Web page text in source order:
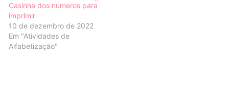
Casinha dos números para
imprimir
10 de dezembro de 2022
Em "Atividades de
Alfabetização"